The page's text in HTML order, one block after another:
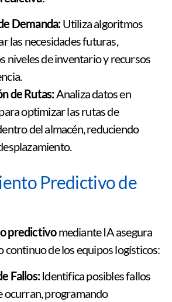
Demanda:Utiliza algoritmos
las necesidades futuras,
niveles de inventario y recursos
de Rutas:Analiza datos en
optimizar las rutas de
del almacén, reduciendo
Predictivo de
predictivomediante IA asegura
continuo de los equipos logísticos:
Fallos:Identifica posibles fallos
ocurran, programando